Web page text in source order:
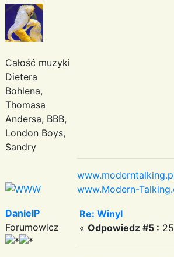
Całość muzyki
Dietera
Bohlena,
Thomasa
Andersa, BBB,
London Boys,
Sandry
www.Modern-
DanielP
Forumowicz
Re: Winyl
« Odpowiedz #5 :